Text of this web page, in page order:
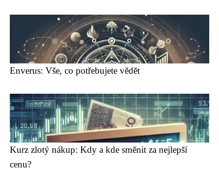
Enverus: Vše, co potřebujete vědět
Kurz zlotý nákup: Kdy a kde směnit za nejlepší
cenu?